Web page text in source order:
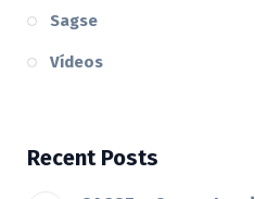
Sagse
Vídeos
Recent Posts